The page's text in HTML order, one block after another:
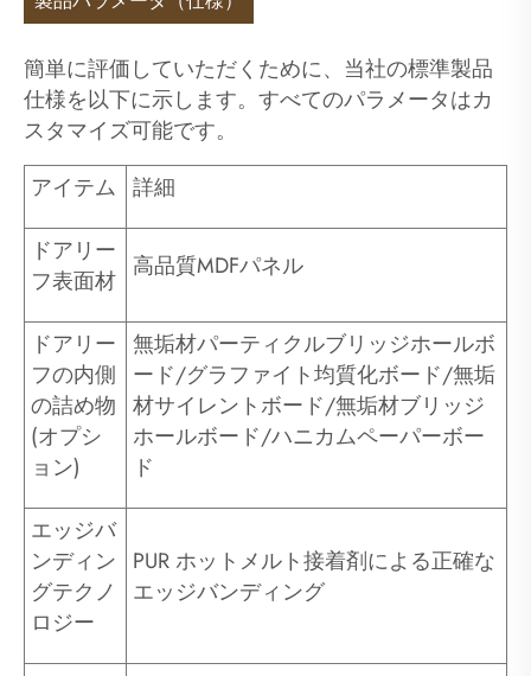
簡単に評価していただくために、当社の標準製品
仕様を以下に示します。すべてのパラメータはカ
スタマイズ可能です。
アイテム 詳細
ドアリー
フ表面材 高品質MDFパネル
ドアリー
フの内側
の詰め物
(オプシ
ョン)
無垢材パーティクルブリッジホールボ
ード/グラファイト均質化ボード/無垢
材サイレントボード/無垢材ブリッジ
ホールボード/ハニカムペーパーボー
ド
エッジバ
ンディン
グテクノ
ロジー
PUR ホットメルト接着剤による正確な
エッジバンディング